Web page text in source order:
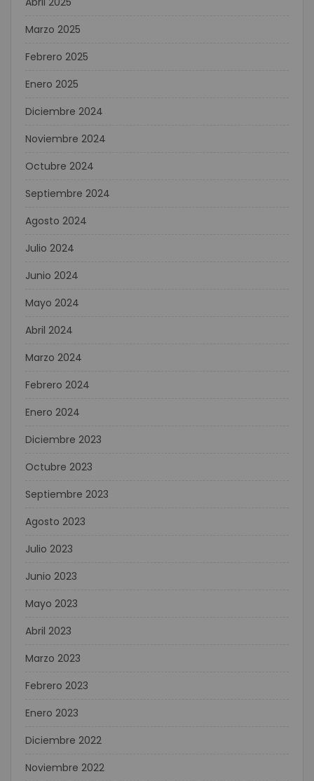
Marzo 2025
Febrero 2025
Enero 2025
Diciembre 2024
Noviembre 2024
Octubre 2024
Septiembre 2024
Agosto 2024
Julio 2024
Junio 2024
Mayo 2024
Abril 2024
Marzo 2024
Febrero 2024
Enero 2024
Diciembre 2023
Octubre 2023
Septiembre 2023
Agosto 2023
Julio 2023
Junio 2023
Mayo 2023
Abril 2023
Marzo 2023
Febrero 2023
Enero 2023
Diciembre 2022
Noviembre 2022